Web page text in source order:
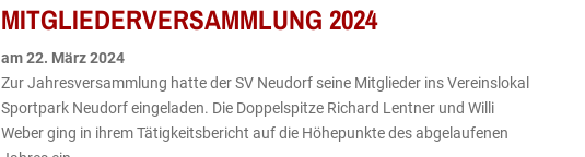
MITGLIEDERVERSAMMLUNG 2024
am22. März2024
Zur Jahresversammlung hatte der SV Neudorf seine Mitglieder ins Vereinslokal
Sportpark Neudorf eingeladen. Die Doppelspitze Richard Lentner und Willi
Weber ging in ihrem Tätigkeitsbericht auf die Höhepunkte des abgelaufenen